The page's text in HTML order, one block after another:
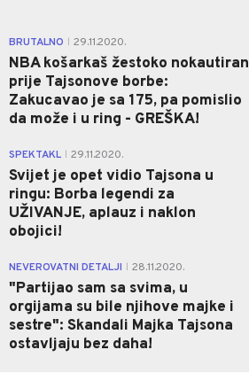
BRUTALNO 29.11.2020.
NBA košarkaš žestoko nokautiran
prije Tajsonove borbe:
Zakucavao je sa 175, pa pomislio
da može i u ring - GREŠKA!
SPEKTAKL 29.11.2020.
Svijet je opet vidio Tajsona u
ringu: Borba legendi za
UŽIVANJE, aplauz i naklon
obojici!
NEVEROVATNI DETALJI 28.11.2020.
"Partijao sam sa svima, u
orgijama su bile njihove majke i
sestre": Skandali Majka Tajsona
ostavljaju bez daha!